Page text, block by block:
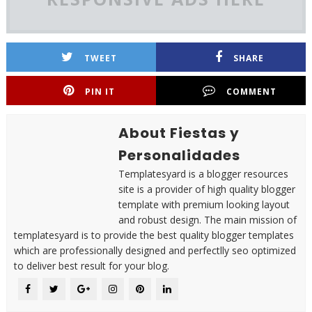
TWEET SHARE
PIN IT COMMENT
About Fiestas y
Personalidades
Templatesyard is a blogger resources
site is a provider of high quality blogger
template with premium looking layout
and robust design. The main mission of
templatesyard is to provide the best quality blogger templates
which are professionally designed and perfectlly seo optimized
to deliver best result for your blog.